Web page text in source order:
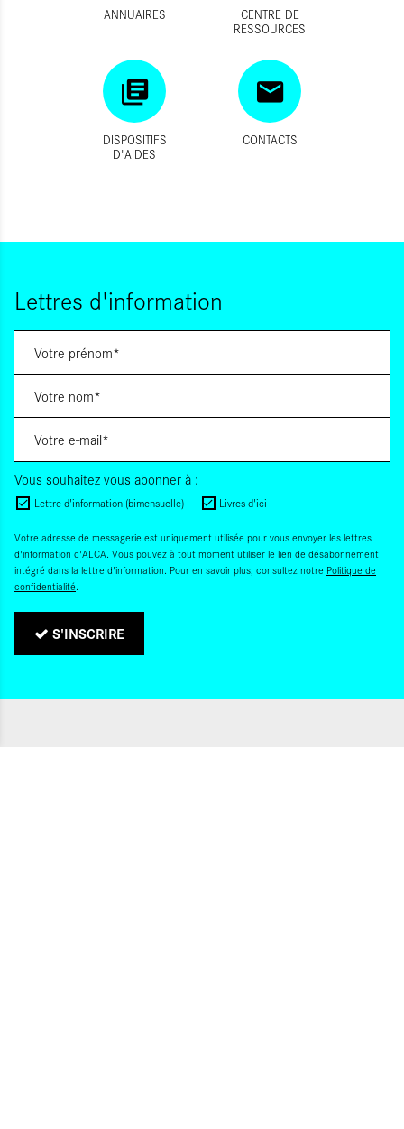
ANNUAIRES
CENTRE DE
RESSOURCES
DISPOSITIFS
D'AIDES
CONTACTS
Lettres d'information
Vous souhaitez vous abonner à :
Lettre d'information (bimensuelle) Livres d'ici
Votre adresse de messagerie est uniquement utilisée pour vous envoyer les lettres
d'information d'ALCA. Vous pouvez à tout moment utiliser le lien de désabonnement
intégré dans la lettre d'information. Pour en savoir plus, consultez notre Politique de
confidentialité.
S'INSCRIRE